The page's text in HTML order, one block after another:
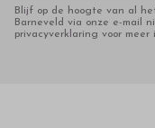
Blijf op de hoogte van al
Barneveld via onze e-mail
privacyverklaring voor meer